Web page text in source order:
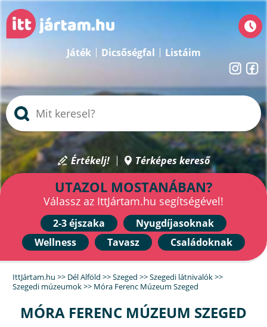
Játék Dicsőségfal Listáim
Értékelj! Térképes kereső
UTAZOL MOSTANÁBAN?
Válassz az IttJártam.hu segítségével!
2-3 éjszaka
Nyugdíjasoknak
Wellness
Tavasz Családoknak
IttJártam.hu >> Dél Alföld >>Szeged >>Szegedi látnivalók>>
Szegedi múzeumok>> Móra Ferenc Múzeum Szeged
MÓRA FERENC MÚZEUM SZEGED